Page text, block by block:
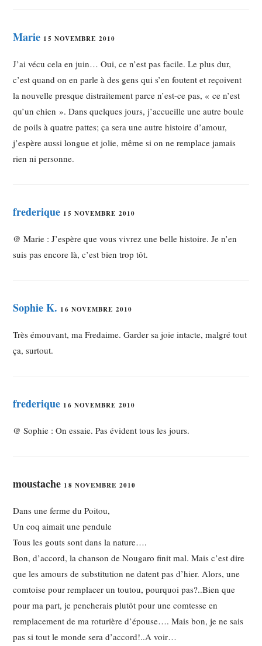
Marie 15 NOVEMBRE 2010
J’ai vécu cela en juin… Oui, ce n’est pas facile. Le plus dur,
c’est quand on en parle à des gens qui s’en foutent et reçoivent
la nouvelle presque distraitement parce n’est-ce pas, « ce n’est
qu’un chien ». Dans quelques jours, j’accueille une autre boule
de poils à quatre pattes; ça sera une autre histoire d’amour,
j’espère aussi longue et jolie, même si on ne remplace jamais
rien ni personne.
frederique 15 NOVEMBRE 2010
@ Marie : J’espère que vous vivrez une belle histoire. Je n’en
suis pas encore là, c’est bien trop tôt.
Sophie K. 16 NOVEMBRE 2010
Très émouvant, ma Fredaime. Garder sa joie intacte, malgré tout
ça, surtout.
frederique 16 NOVEMBRE 2010
@ Sophie : On essaie. Pas évident tous les jours.
moustache 18 NOVEMBRE 2010
Dans une ferme du Poitou,
Un coq aimait une pendule
Tous les gouts sont dans la nature….
Bon, d’accord, la chanson de Nougaro finit mal. Mais c’est dire
que les amours de substitution ne datent pas d’hier. Alors, une
comtoise pour remplacer un toutou, pourquoi pas?..Bien que
pour ma part, je pencherais plutôt pour une comtesse en
remplacement de ma roturière d’épouse…. Mais bon, je ne sais
pas si tout le monde sera d’accord!..A voir…